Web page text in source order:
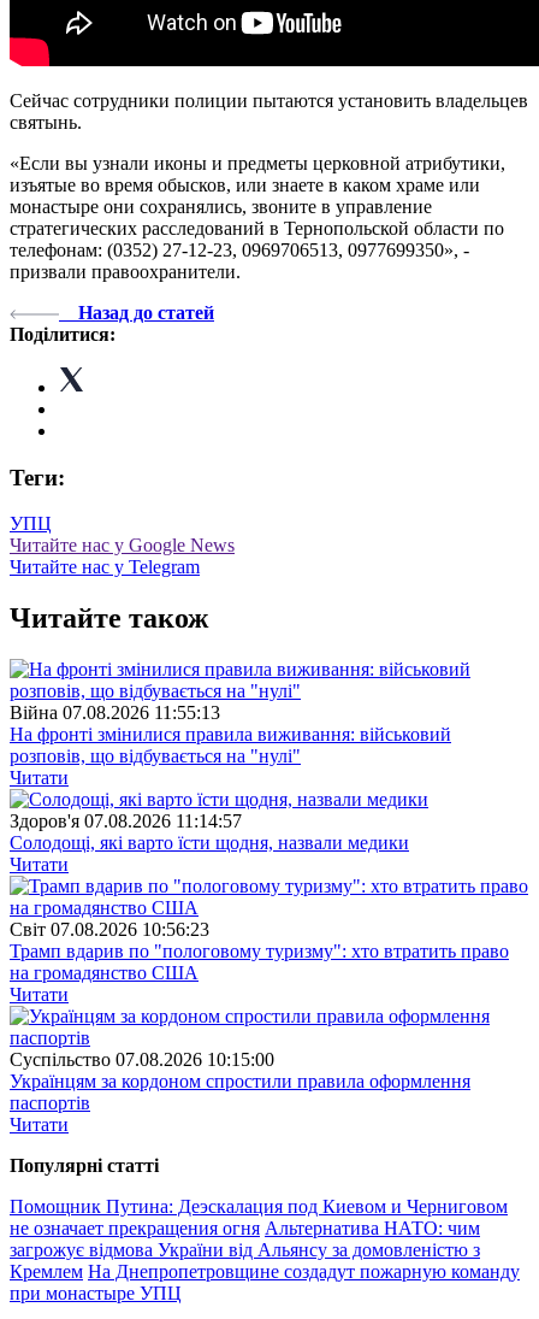
Сейчас сотрудники полиции пытаются установить владельцев
святынь.
«Если вы узнали иконы и предметы церковной атрибутики,
изъятые во время обысков, или знаете в каком храме или
монастыре они сохранялись, звоните в управление
стратегических расследований в Тернопольской области по
телефонам: (0352) 27-12-23, 0969706513, 0977699350», -
призвали правоохранители.
Назад до статей
Поділитися:
Теги:
УПЦ
Читайте нас у Google News
Читайте нас у Telegram
Читайте також
Війна 07.08.2026 11:55:13
На фронті змінилися правила виживання: військовий
розповів, що відбувається на "нулі"
Читати
Здоров'я 07.08.2026 11:14:57
Солодощі, які варто їсти щодня, назвали медики
Читати
Свiт 07.08.2026 10:56:23
Трамп вдарив по "пологовому туризму": хто втратить право
на громадянство США
Читати
Суспiльство 07.08.2026 10:15:00
Українцям за кордоном спростили правила оформлення
паспортів
Читати
Популярнi статтi
Помощник Путина: Деэскалация под Киевом и Черниговом
не означает прекращения огня Альтернатива НАТО: чим
загрожує відмова України від Альянсу за домовленістю з
Кремлем На Днепропетровщине создадут пожарную команду
при монастыре УПЦ